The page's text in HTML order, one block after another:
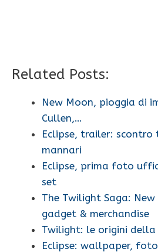
Related Posts:
New Moon, pioggia di
Cullen,…
Eclipse, trailer: scontro
mannari
Eclipse, prima foto
set
The Twilight Saga: New
gadget & merchandise
Twilight: le origini della
Eclipse: wallpaper,